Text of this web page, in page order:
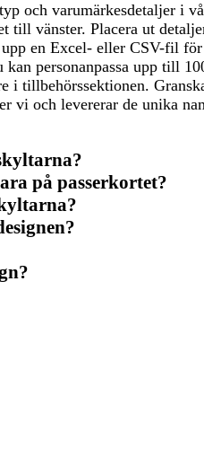
och varumärkesdetaljer i
till vänster. Placera ut
en Excel- eller CSV-fil
personanpassa upp till
i tillbehörssektionen.
vi och levererar de unika
på passerkortet?